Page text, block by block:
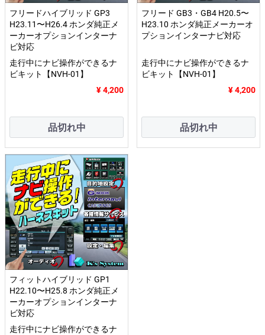
フリードハイブリッド GP3
H23.11〜H26.4 ホンダ純正メ
ーカーオプションインターナ
ビ対応
走行中にナビ操作ができるナ
ビキット【NVH-01】
¥ 4,200
品切れ中
フリード GB3・GB4 H20.5〜
H23.10 ホンダ純正メーカーオ
プションインターナビ対応
走行中にナビ操作ができるナ
ビキット【NVH-01】
¥ 4,200
品切れ中
フィットハイブリッド GP1
H22.10〜H25.8 ホンダ純正メ
ーカーオプションインターナ
ビ対応
走行中にナビ操作ができるナ